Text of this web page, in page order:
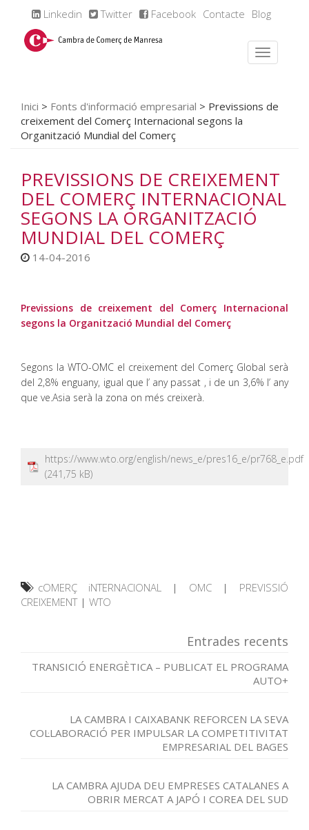
Linkedin Twitter Facebook Contacte Blog
Inici > Fonts d'informació empresarial > Previssions de
creixement del Comerç Internacional segons la
Organització Mundial del Comerç
PREVISSIONS DE CREIXEMENT
DEL COMERÇ INTERNACIONAL
SEGONS LA ORGANITZACIÓ
MUNDIAL DEL COMERÇ
14-04-2016
Previssions de creixement del Comerç Internacional
segons la Organització Mundial del Comerç
Segons la WTO-OMC el creixement del Comerç Global serà
del 2,8% enguany, igual que l’ any passat , i de un 3,6% l’ any
que ve.Asia serà la zona on més creixerà.
https://www.wto.org/english/news_e/pres16_e/pr768_e.pdf
cOMERÇ iNTERNACIONAL| OMC| PREVISSIÓ
CREIXEMENT| WTO
Entrades recents
TRANSICIÓ ENERGÈTICA – PUBLICAT EL PROGRAMA
AUTO+
LA CAMBRA I CAIXABANK REFORCEN LA SEVA
COL·LABORACIÓ PER IMPULSAR LA COMPETITIVITAT
EMPRESARIAL DEL BAGES
LA CAMBRA AJUDA DEU EMPRESES CATALANES A
OBRIR MERCAT A JAPÓ I COREA DEL SUD